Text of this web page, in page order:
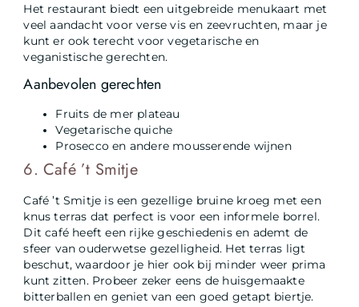
Het restaurant biedt een uitgebreide menukaart met
veel aandacht voor verse vis en zeevruchten, maar je
kunt er ook terecht voor vegetarische en
veganistische gerechten.
Aanbevolen gerechten
Fruits de mer plateau
Vegetarische quiche
Prosecco en andere mousserende wijnen
6. Café ’t Smitje
Café ’t Smitje is een gezellige bruine kroeg met een
knus terras dat perfect is voor een informele borrel.
Dit café heeft een rijke geschiedenis en ademt de
sfeer van ouderwetse gezelligheid. Het terras ligt
beschut, waardoor je hier ook bij minder weer prima
kunt zitten. Probeer zeker eens de huisgemaakte
bitterballen en geniet van een goed getapt biertje.